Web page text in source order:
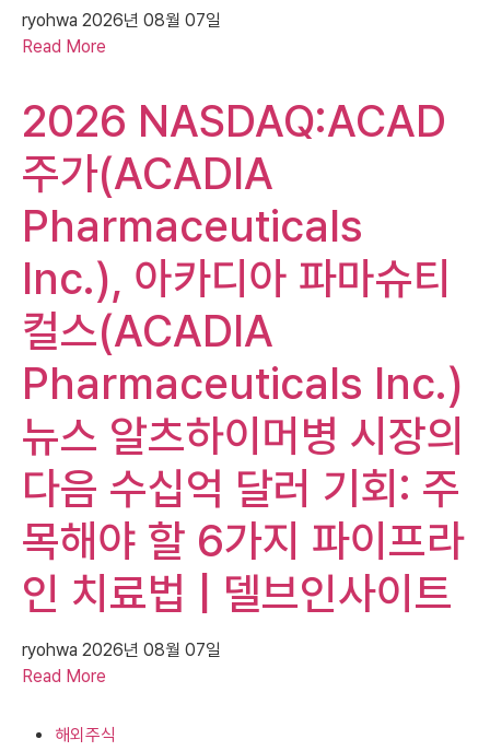
ryohwa 2026년 08월 07일
Read More
2026 NASDAQ:ACAD
주가(ACADIA
Pharmaceuticals
Inc.), 아카디아 파마슈티
컬스(ACADIA
Pharmaceuticals Inc.)
뉴스 알츠하이머병 시장의
다음 수십억 달러 기회: 주
목해야 할 6가지 파이프라
인 치료법 | 델브인사이트
ryohwa 2026년 08월 07일
Read More
해외주식